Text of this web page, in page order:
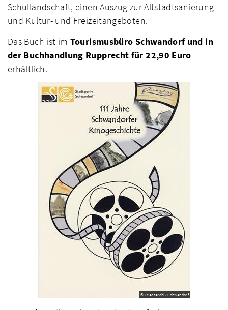
Schullandschaft, einen Auszug zur Altstadtsanierung
und Kultur- und Freizeitangeboten.
Das Buch ist im Tourismusbüro Schwandorf und in
der Buchhandlung Rupprecht für 22,90 Euro
erhältlich.
© Stadtarchiv Schwandorf